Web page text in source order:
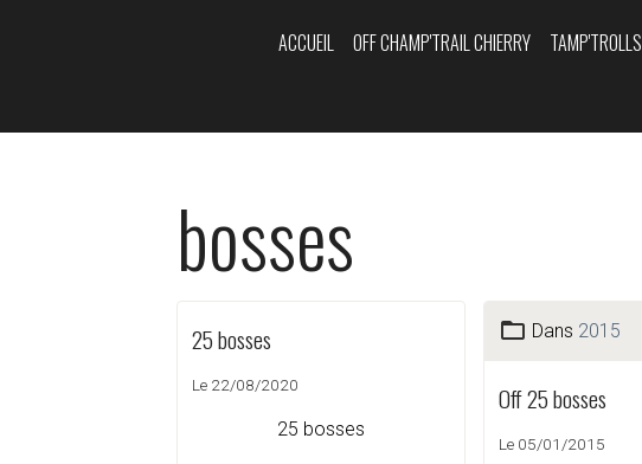
ACCUEIL OFF CHAMP'TRAIL CHIERRY TAMP'TROLLS
bosses
25 bosses
Le 22/08/2020
25 bosses
Dans 2015
Off 25 bosses
Le 05/01/2015